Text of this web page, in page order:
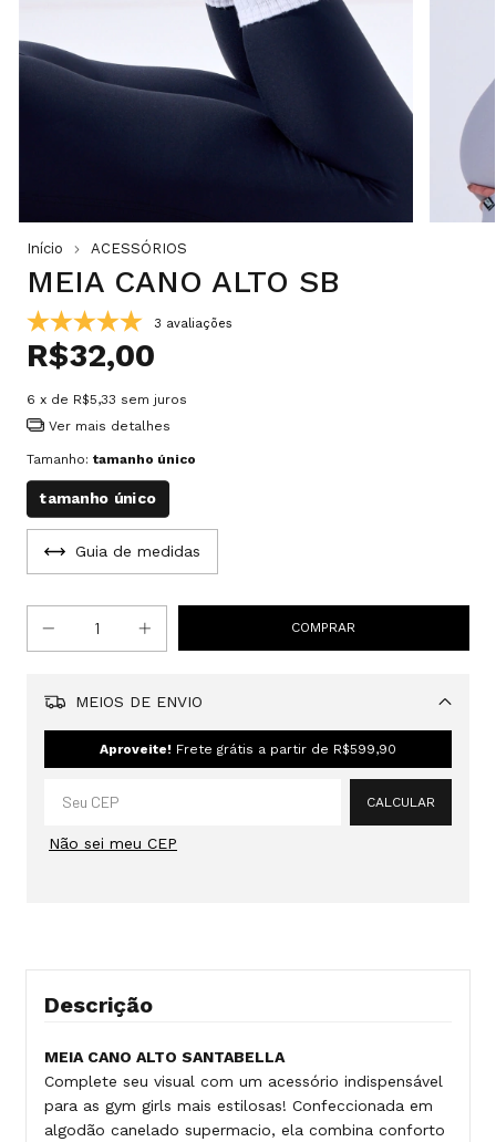
Início ACESSÓRIOS
MEIA CANO ALTO SB
3 avaliações
R$32,00
6 x de R$5,33 sem juros
Ver mais detalhes
Tamanho: tamanho único
tamanho único
Guia de medidas
MEIOS DE ENVIO
Aproveite! Frete grátis a partir de R$599,90
CALCULAR
Não sei meu CEP
Descrição
MEIA CANO ALTO SANTABELLA
Complete seu visual com um acessório indispensável
para as gym girls mais estilosas! Confeccionada em
algodão canelado supermacio, ela combina conforto